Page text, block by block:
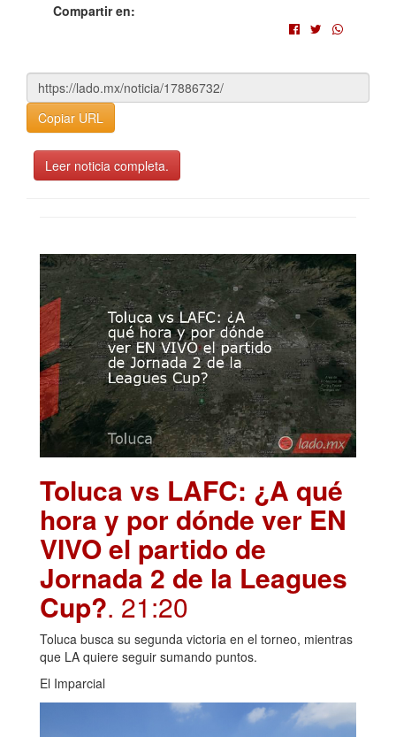
Compartir en:
Copiar URL
Leer noticia completa.
Toluca vs LAFC: ¿A qué
hora y por dónde ver EN
VIVO el partido de
Jornada 2 de la Leagues
Cup?. 21:20
Toluca busca su segunda victoria en el torneo, mientras
que LA quiere seguir sumando puntos.
El Imparcial